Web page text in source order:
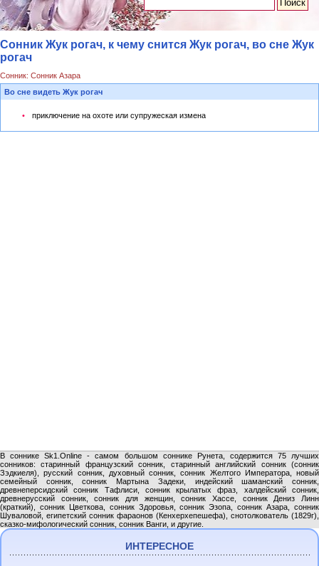
Сонник Жук рогач, к чему снится Жук рогач, во сне Жук
рогач
Сонник: Сонник Азара
Во сне видеть Жук рогач
приключение на охоте или супружеская измена
В соннике Sk1.Online - самом большом соннике Рунета, содержится 75 лучших
сонников: старинный французский сонник, старинный английский сонник (сонник
Зэдкиеля), русский сонник, духовный сонник, сонник Желтого Императора, новый
семейный сонник, сонник Мартына Задеки, индейский шаманский сонник,
древнеперсидский сонник Тафлиси, сонник крылатых фраз, халдейский сонник,
древнерусский сонник, сонник для женщин, сонник Хассе, сонник Дениз Линн
(краткий), сонник Цветкова, сонник Здоровья, сонник Эзопа, сонник Азара, сонник
Шуваловой, египетский сонник фараонов (Кенхерхепешефа), снотолкователь (1829г),
сказко-мифологический сонник, сонник Ванги, и другие.
ИНТЕРЕСНОЕ